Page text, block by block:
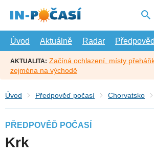
hlavní
Úvod
Aktuálně Radar
AKTUALITA: Začíná ochlazení, místy
zejména na východě
Úvod Předpověď počasí Chorvatsko
PŘEDPOVĚĎ POČASÍ
Krk